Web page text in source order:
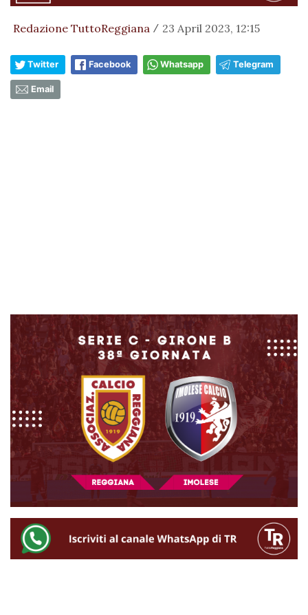
Redazione TuttoReggiana / 23 April 2023, 12:15
Twitter Facebook Whatsapp Telegram
Email